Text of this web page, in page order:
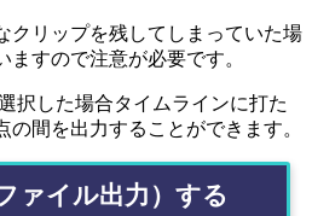
クリップを残してしまっていた場
すので注意が必要です。
択した場合タイムラインに打た
間を出力することができます。
ァイル出力）する